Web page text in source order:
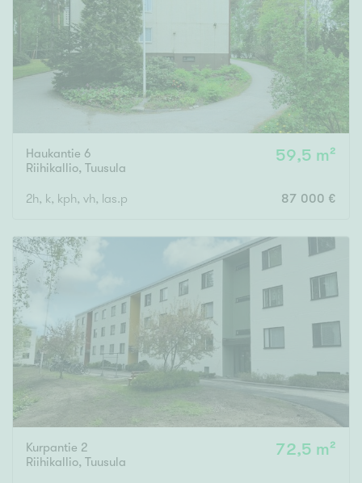
000 €
Pinta-ala
Asuinpinta-ala Kokonaispinta-ala
Rakennusvuosi
Uudiskohteet
Ei uudiskohteita
Arvokohteet
Haukantie 6
Riihikallio, Tuusula
59,5 m²
2h, k, kph, vh, las.p 87 000 €
Kurpantie 2
Riihikallio, Tuusula
72,5 m²